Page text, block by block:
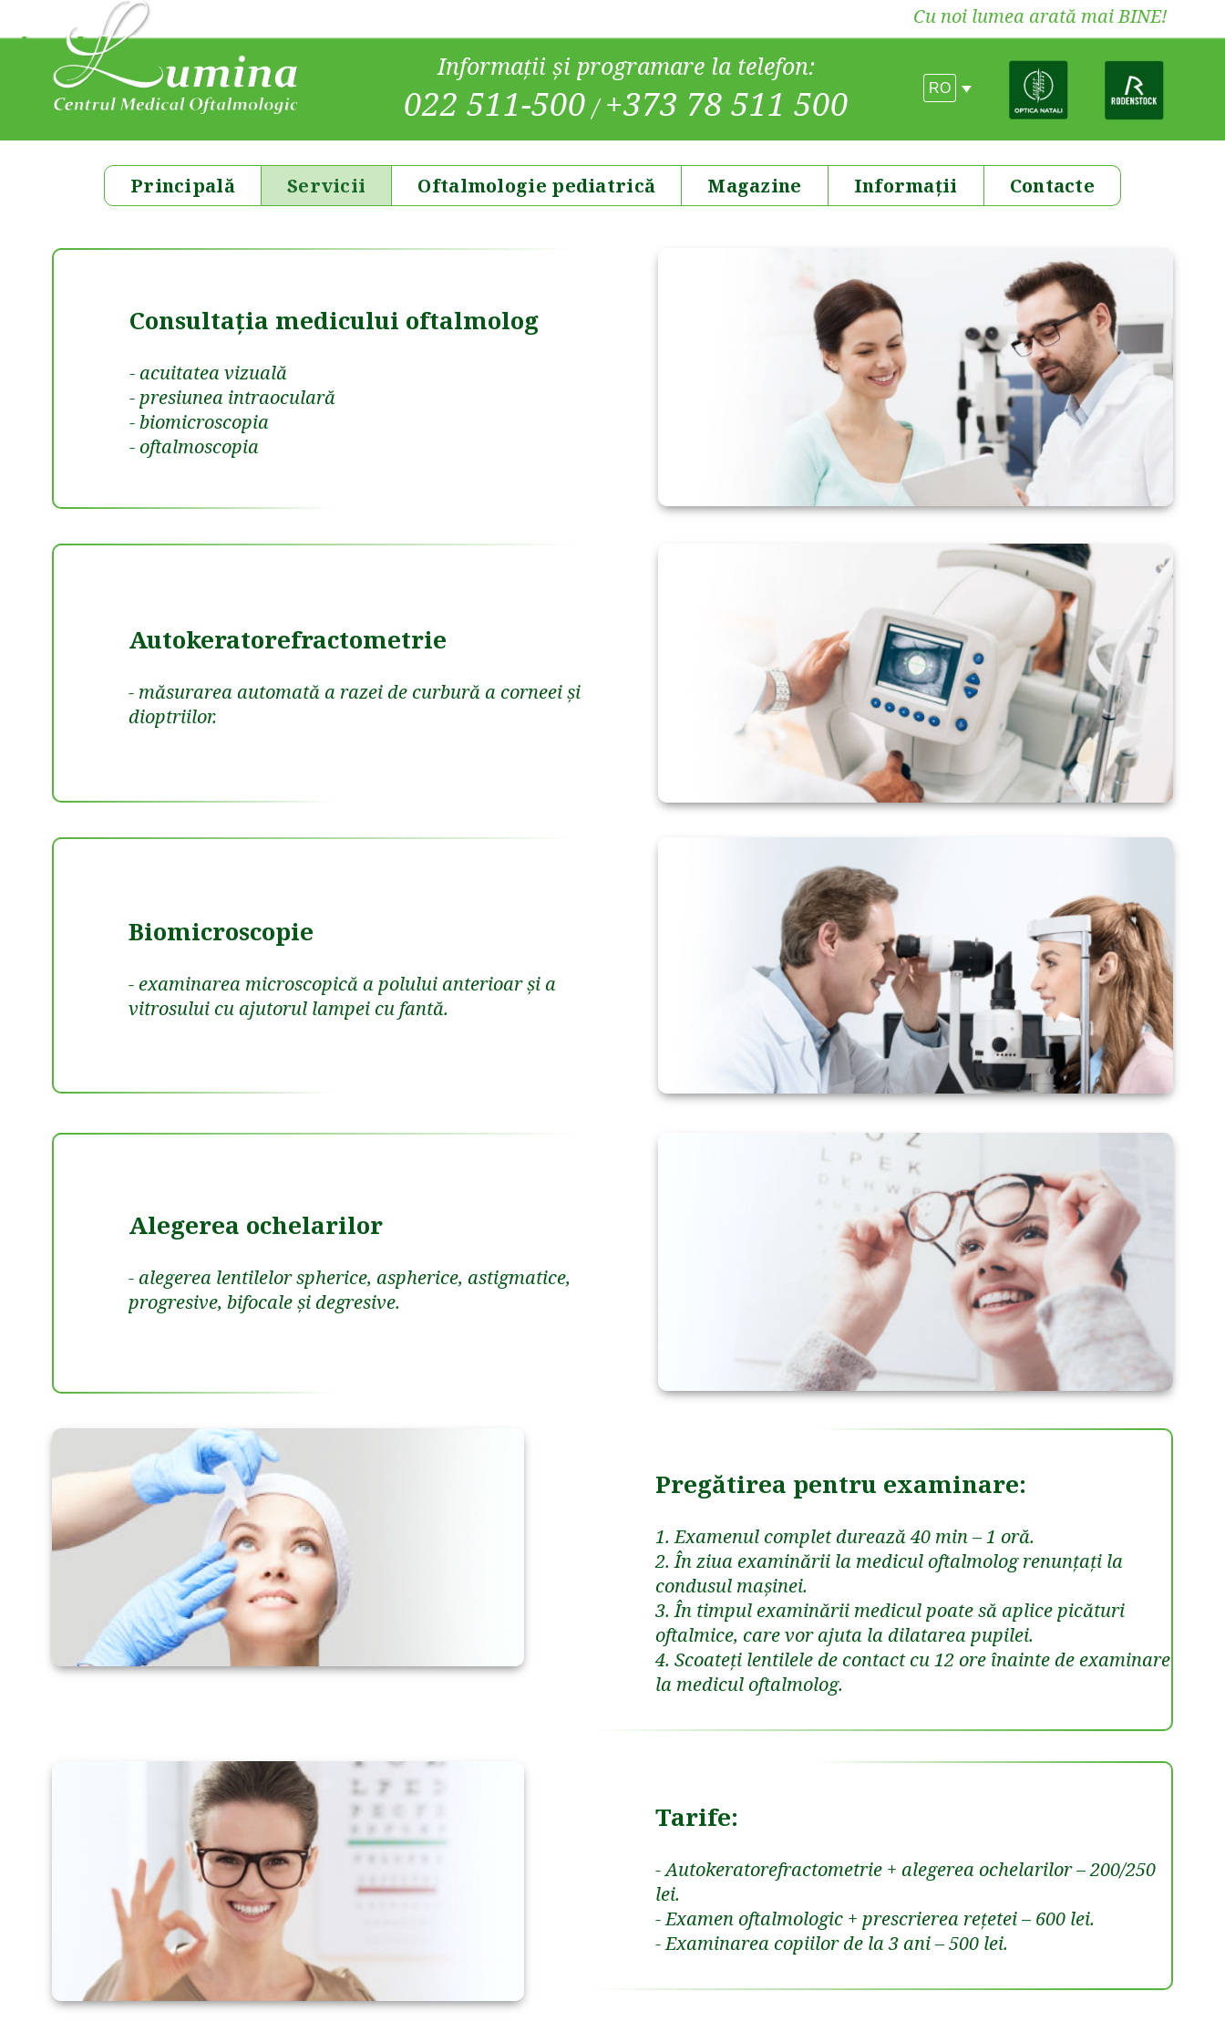
Informații și programare la telefon:
022 511-500 /+373 78 511 500
Cu noi lumea arată mai BINE!
RO
Principală Servicii Oftalmologie pediatrică Magazine Informații Contacte
Consultația medicului oftalmolog
- acuitatea vizuală
- presiunea intraoculară
- biomicroscopia
- oftalmoscopia
Autokeratorefractometrie
- măsurarea automată a razei de curbură a corneei și
dioptriilor.
Biomicroscopie
- examinarea microscopică a polului anterioar și a
vitrosului cu ajutorul lampei cu fantă.
Alegerea ochelarilor
- alegerea lentilelor spherice, aspherice, astigmatice,
progresive, bifocale și degresive.
Pregătirea pentru examinare:
1. Examenul complet durează 40 min – 1 oră.
2. În ziua examinării la medicul oftalmolog renunțați la
condusul mașinei.
3. În timpul examinării medicul poate să aplice picături
oftalmice, care vor ajuta la dilatarea pupilei.
4. Scoateți lentilele de contact cu 12 ore înainte de examinare
la medicul oftalmolog.
Tarife:
- Autokeratorefractometrie + alegerea ochelarilor – 200/250
lei.
- Examen oftalmologic + prescrierea rețetei – 600 lei.
- Examinarea copiilor de la 3 ani – 500 lei.